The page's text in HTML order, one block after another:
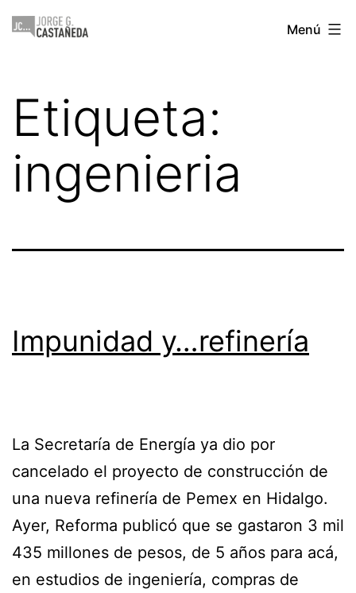
Saltar
Jorge
Menú
Etiqueta:
ingenieria
Impunidad y…refinería
La Secretaría de Energía ya dio por
cancelado el proyecto de construcción de
una nueva refinería de Pemex en Hidalgo.
Ayer, Reforma publicó que se gastaron 3 mil
435 millones de pesos, de 5 años para acá,
en estudios de ingeniería, compras de